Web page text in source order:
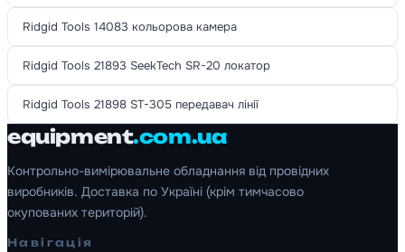
Ridgid Tools 14083 кольорова камера
Ridgid Tools 21893 SeekTech SR-20 локатор
Ridgid Tools 21898 ST-305 передавач лінії
equipment.com.ua
Контрольно-вимірювальне обладнання від провідних
виробників. Доставка по Україні (крім тимчасово
окупованих територій).
Навігація